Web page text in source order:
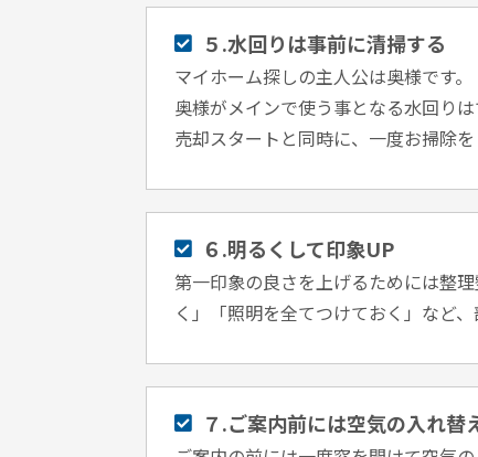
５.水回りは事前に清掃する
マイホーム探しの主人公は奥様です。
奥様がメインで使う事となる水回り
売却スタートと同時に、⼀度お掃除を
６.明るくして印象UP
第⼀印象の良さを上げるためには整
く」「照明を全てつけておく」など
７.ご案内前には空気の入れ替